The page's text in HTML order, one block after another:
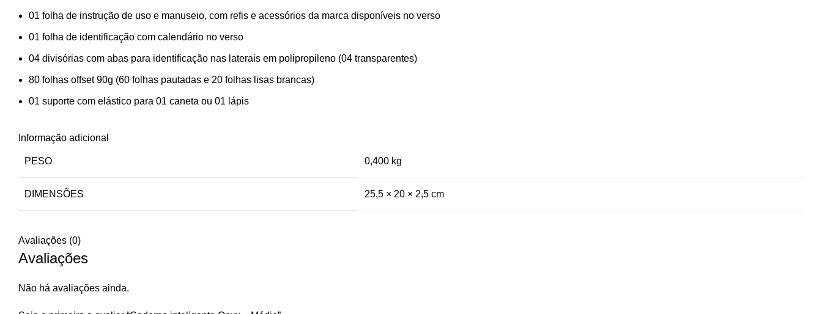
01 folha de instrução de uso e manuseio, com refis e acessórios da marca disponíveis no verso
01 folha de identificação com calendário no verso
04 divisórias com abas para identificação nas laterais em polipropileno (04 transparentes)
80 folhas offset 90g (60 folhas pautadas e 20 folhas lisas brancas)
01 suporte com elástico para 01 caneta ou 01 lápis
Informação adicional
PESO 0,400 kg
DIMENSÕES 25,5 × 20 × 2,5 cm
Avaliações (0)
Avaliações
Não há avaliações ainda.